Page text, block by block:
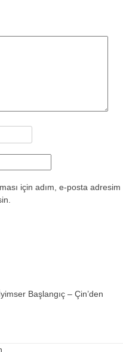
için adım, e-posta adresim
Başlangıç – Çin’den